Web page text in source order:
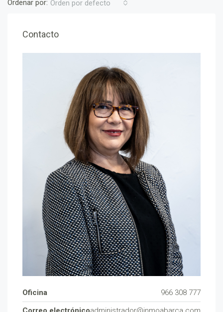
Ordenar por: Orden por defecto
Contacto
Oficina
966 308 777